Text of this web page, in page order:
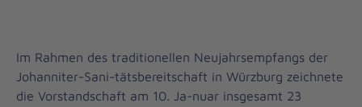
Im Rahmen des traditionellen Neujahrsempfangs der
Johanniter-Sani-tätsbereitschaft in Würzburg zeichnete
die Vorstandschaft am 10. Ja-nuar insgesamt 23